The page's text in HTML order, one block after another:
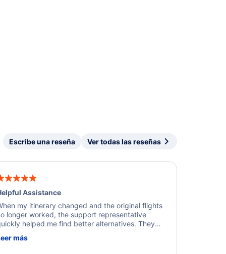
Escribe una reseña Ver todas las reseñas
Assistance
my itinerary changed and the original flights
longer worked, the support representative
helped me find better alternatives. They
to resolve the issue. I'm grateful for the
más